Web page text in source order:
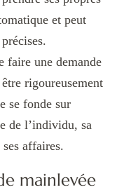
et peut
faire une demande
rigoureusement
se fonde sur
de l’individu, sa
affaires.
mainlevée